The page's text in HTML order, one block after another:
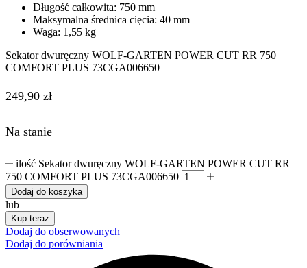
Długość całkowita: 750 mm
Maksymalna średnica cięcia: 40 mm
Waga: 1,55 kg
Sekator dwuręczny WOLF-GARTEN POWER CUT RR 750
COMFORT PLUS 73CGA006650
249,90 zł
Na stanie
ilość Sekator dwuręczny WOLF-GARTEN POWER CUT RR
750 COMFORT PLUS 73CGA006650
Dodaj do koszyka
lub
Kup teraz
Dodaj do obserwowanych
Dodaj do porówniania